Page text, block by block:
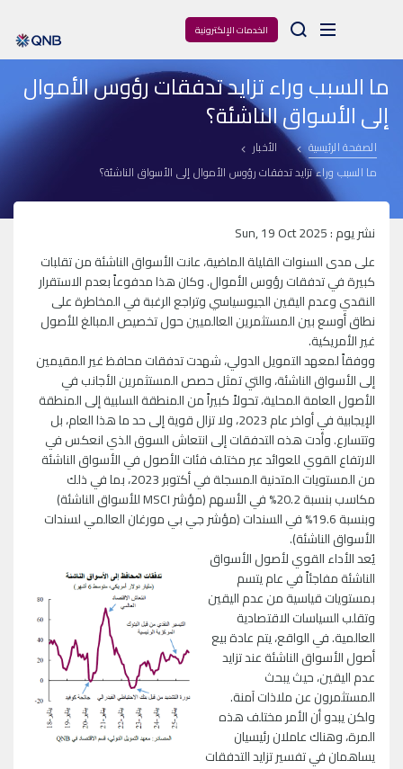
الخدمات الإلكترونية Arama
ما السبب وراء تزايد تدفقات رؤوس الأموال
إلى الأسواق الناشئة؟
الصفحة الرئيسية
الأخبار
ما السبب وراء تزايد تدفقات رؤوس الأموال إلى الأسواق الناشئة؟
نشر يوم : Sun, 19 Oct 2025
على مدى السنوات القليلة الماضية، عانت الأسواق الناشئة من تقلبات
كبيرة في تدفقات رؤوس الأموال. وكان هذا مدفوعاً بعدم الاستقرار
النقدي وعدم اليقين الجيوسياسي وتراجع الرغبة في المخاطرة على
نطاق أوسع بين المستثمرين العالميين حول تخصيص المبالغ للأصول
غير الأمريكية.
ووفقاً لمعهد التمويل الدولي، شهدت تدفقات محافظ غير المقيمين
إلى الأسواق الناشئة، والتي تمثل حصص المستثمرين الأجانب في
الأصول العامة المحلية، تحولاً كبيراً من المنطقة السلبية إلى المنطقة
الإيجابية في أواخر عام 2023، ولا تزال قوية إلى حد ما هذا العام، بل
وتتسارع. وأدت هذه التدفقات إلى انتعاش السوق الذي انعكس في
الارتفاع القوي للعوائد عبر مختلف فئات الأصول في الأسواق الناشئة
من المستويات المتدنية المسجلة في أكتوبر 2023، بما في ذلك
مكاسب بنسبة 20.2% في الأسهم (مؤشر MSCI للأسواق الناشئة)
وبنسبة 19.6% في السندات (مؤشر جي بي مورغان العالمي لسندات
الأسواق الناشئة).
يُعد الأداء القوي لأصول الأسواق
الناشئة مفاجئاً في عام يتسم
بمستويات قياسية من عدم اليقين
وتقلب السياسات الاقتصادية
العالمية. في الواقع، يتم عادة بيع
أصول الأسواق الناشئة عند تزايد
عدم اليقين، حيث يبحث
المستثمرون عن ملاذات آمنة.
ولكن يبدو أن الأمر مختلف هذه
المرة، وهناك عاملان رئيسيان
يساهمان في تفسير تزايد التدفقات